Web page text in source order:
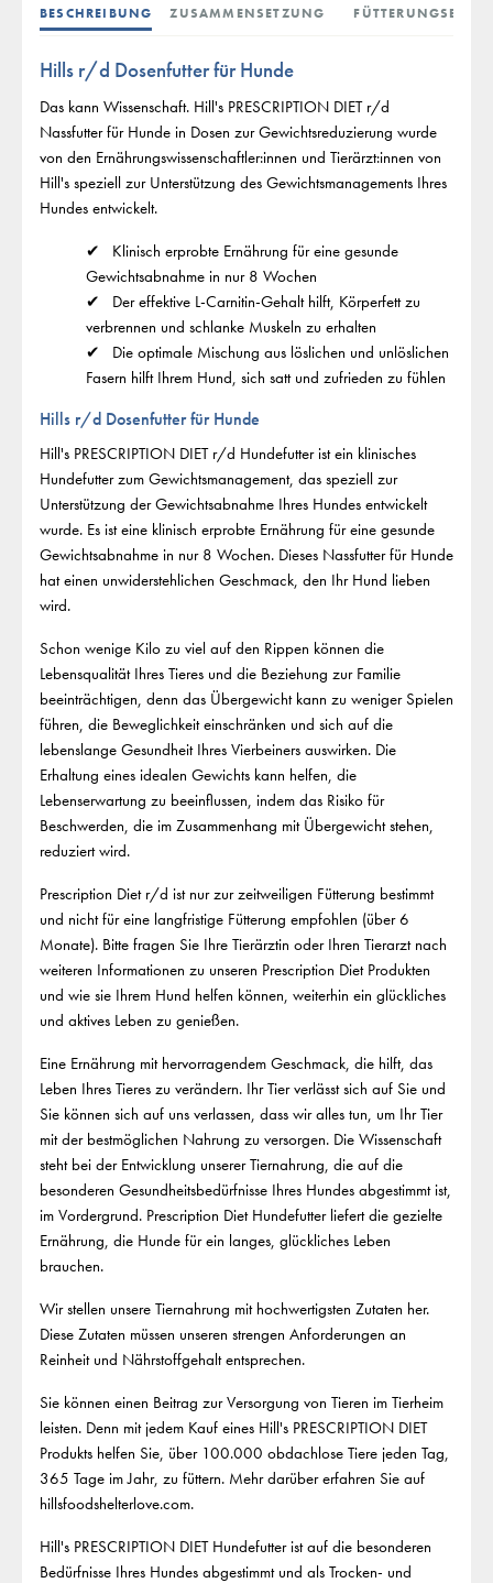
BESCHREIBUNG ZUSAMMENSETZUNG
Hills r/d Dosenfutter für Hunde
Das kann Wissenschaft. Hill's PRESCRIPTION DIET r/d
Nassfutter für Hunde in Dosen zur Gewichtsreduzierung wurde
von den Ernährungswissenschaftler:innen und Tierärzt:innen von
Hill's speziell zur Unterstützung des Gewichtsmanagements Ihres
Hundes entwickelt.
Klinisch erprobte Ernährung für eine gesunde
Gewichtsabnahme in nur 8 Wochen
Der effektive L-Carnitin-Gehalt hilft, Körperfett zu
verbrennen und schlanke Muskeln zu erhalten
Die optimale Mischung aus löslichen und unlöslichen
Fasern hilft Ihrem Hund, sich satt und zufrieden zu fühlen
Hills r/d Dosenfutter für Hunde
Hill's PRESCRIPTION DIET r/d Hundefutter ist ein klinisches
Hundefutter zum Gewichtsmanagement, das speziell zur
Unterstützung der Gewichtsabnahme Ihres Hundes entwickelt
wurde. Es ist eine klinisch erprobte Ernährung für eine gesunde
Gewichtsabnahme in nur 8 Wochen. Dieses Nassfutter für Hunde
hat einen unwiderstehlichen Geschmack, den Ihr Hund lieben
wird.
Schon wenige Kilo zu viel auf den Rippen können die
Lebensqualität Ihres Tieres und die Beziehung zur Familie
beeinträchtigen, denn das Übergewicht kann zu weniger Spielen
führen, die Beweglichkeit einschränken und sich auf die
lebenslange Gesundheit Ihres Vierbeiners auswirken. Die
Erhaltung eines idealen Gewichts kann helfen, die
Lebenserwartung zu beeinflussen, indem das Risiko für
Beschwerden, die im Zusammenhang mit Übergewicht stehen,
reduziert wird.
Prescription Diet r/d ist nur zur zeitweiligen Fütterung bestimmt
und nicht für eine langfristige Fütterung empfohlen (über 6
Monate). Bitte fragen Sie Ihre Tierärztin oder Ihren Tierarzt nach
weiteren Informationen zu unseren Prescription Diet Produkten
und wie sie Ihrem Hund helfen können, weiterhin ein glückliches
und aktives Leben zu genießen.
Eine Ernährung mit hervorragendem Geschmack, die hilft, das
Leben Ihres Tieres zu verändern. Ihr Tier verlässt sich auf Sie und
Sie können sich auf uns verlassen, dass wir alles tun, um Ihr Tier
mit der bestmöglichen Nahrung zu versorgen. Die Wissenschaft
steht bei der Entwicklung unserer Tiernahrung, die auf die
besonderen Gesundheitsbedürfnisse Ihres Hundes abgestimmt ist,
im Vordergrund. Prescription Diet Hundefutter liefert die gezielte
Ernährung, die Hunde für ein langes, glückliches Leben
brauchen.
Wir stellen unsere Tiernahrung mit hochwertigsten Zutaten her.
Diese Zutaten müssen unseren strengen Anforderungen an
Reinheit und Nährstoffgehalt entsprechen.
Sie können einen Beitrag zur Versorgung von Tieren im Tierheim
leisten. Denn mit jedem Kauf eines Hill's PRESCRIPTION DIET
Produkts helfen Sie, über 100.000 obdachlose Tiere jeden Tag,
365 Tage im Jahr, zu füttern. Mehr darüber erfahren Sie auf
hillsfoodshelterlove.com.
Hill's PRESCRIPTION DIET Hundefutter ist auf die besonderen
Bedürfnisse Ihres Hundes abgestimmt und als Trocken- und